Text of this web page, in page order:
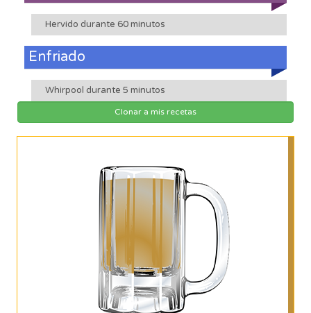
Hervido durante 60 minutos
Enfriado
Whirpool durante 5 minutos
Clonar a mis recetas